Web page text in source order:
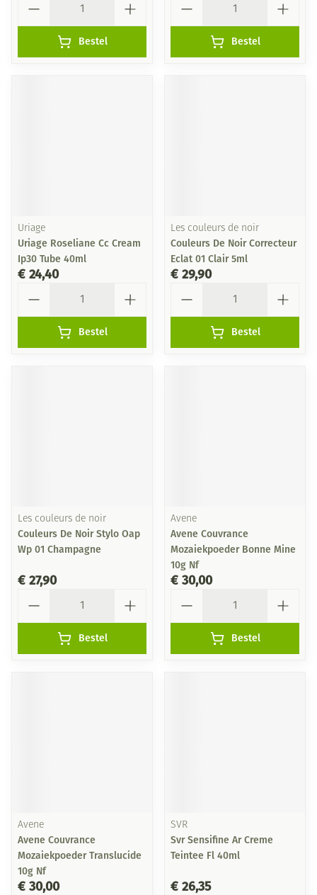
Bestel Bestel
Uriage
Uriage Roseliane Cc Cream
Ip30 Tube 40ml
€ 24,40
Bestel
Les couleurs de noir
Couleurs De Noir Correcteur
Eclat 01 Clair 5ml
€ 29,90
Bestel
Les couleurs de noir
Couleurs De Noir Stylo Oap
Wp 01 Champagne
€ 27,90
Bestel
Avene
Avene Couvrance
Mozaiekpoeder Bonne Mine
10g Nf
€ 30,00
Bestel
Avene
Avene Couvrance
Mozaiekpoeder Translucide
10g Nf
€ 30,00
SVR
Svr Sensifine Ar Creme
Teintee Fl 40ml
€ 26,35